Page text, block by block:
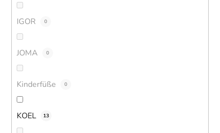
IGOR 0
JOMA 0
Kinderfüße 0
KOEL 13